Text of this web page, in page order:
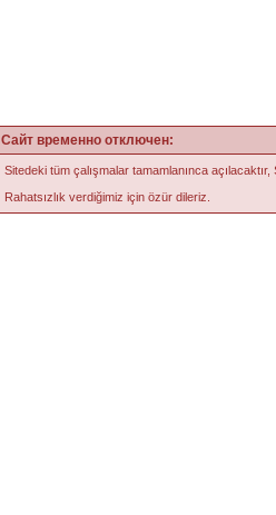
Сайт временно отключен:
Sitedeki tüm çalışmalar tamamlanınca
Rahatsızlık verdiğimiz için özür dileriz.